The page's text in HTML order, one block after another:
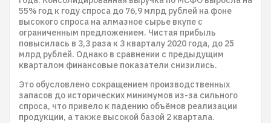
55% год к году спроса до 76,9 млрд рублей на фоне
высокого спроса на алмазное сырье вкупе с
ограниченным предложением. Чистая прибыль
повысилась в 3,3 раза к 3 кварталу 2020 года, до 25
млрд рублей. Однако в сравнении с предыдущим
кварталом финансовые показатели снизились.
Это обусловлено сокращением производственных
запасов до исторических минимумов из-за сильного
спроса, что привело к падению объёмов реализации
продукции, а также высокой базой 2 квартала.